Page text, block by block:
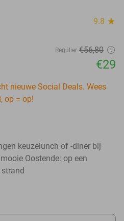
9.8 star
Regulier €56,80
€29
nieuwe Social Deals. Wees
op = op!
keuzelunch of -diner bij
Oostende: op een